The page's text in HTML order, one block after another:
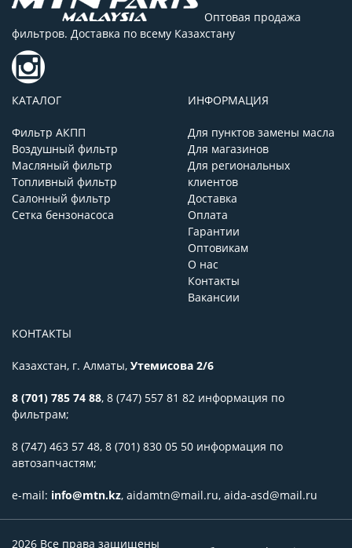
Оптовая продажа
фильтров. Доставка по всему Казахстану
КАТАЛОГ
Фильтр АКПП
Воздушный фильтр
Масляный фильтр
Топливный фильтр
Салонный фильтр
Сетка бензонасоса
ИНФОРМАЦИЯ
Для пунктов замены масла
Для магазинов
Для региональных
клиентов
Доставка
Оплата
Гарантии
Оптовикам
О нас
Контакты
Вакансии
КОНТАКТЫ
Казахстан, г. Алматы, Утемисова 2/6
8 (701) 785 74 88, 8 (747) 557 81 82 информация по
фильтрам;
8 (747) 463 57 48, 8 (701) 830 05 50 информация по
автозапчастям;
e-mail: info@mtn.kz, aidamtn@mail.ru, aida-asd@mail.ru
2026 Все права защищены